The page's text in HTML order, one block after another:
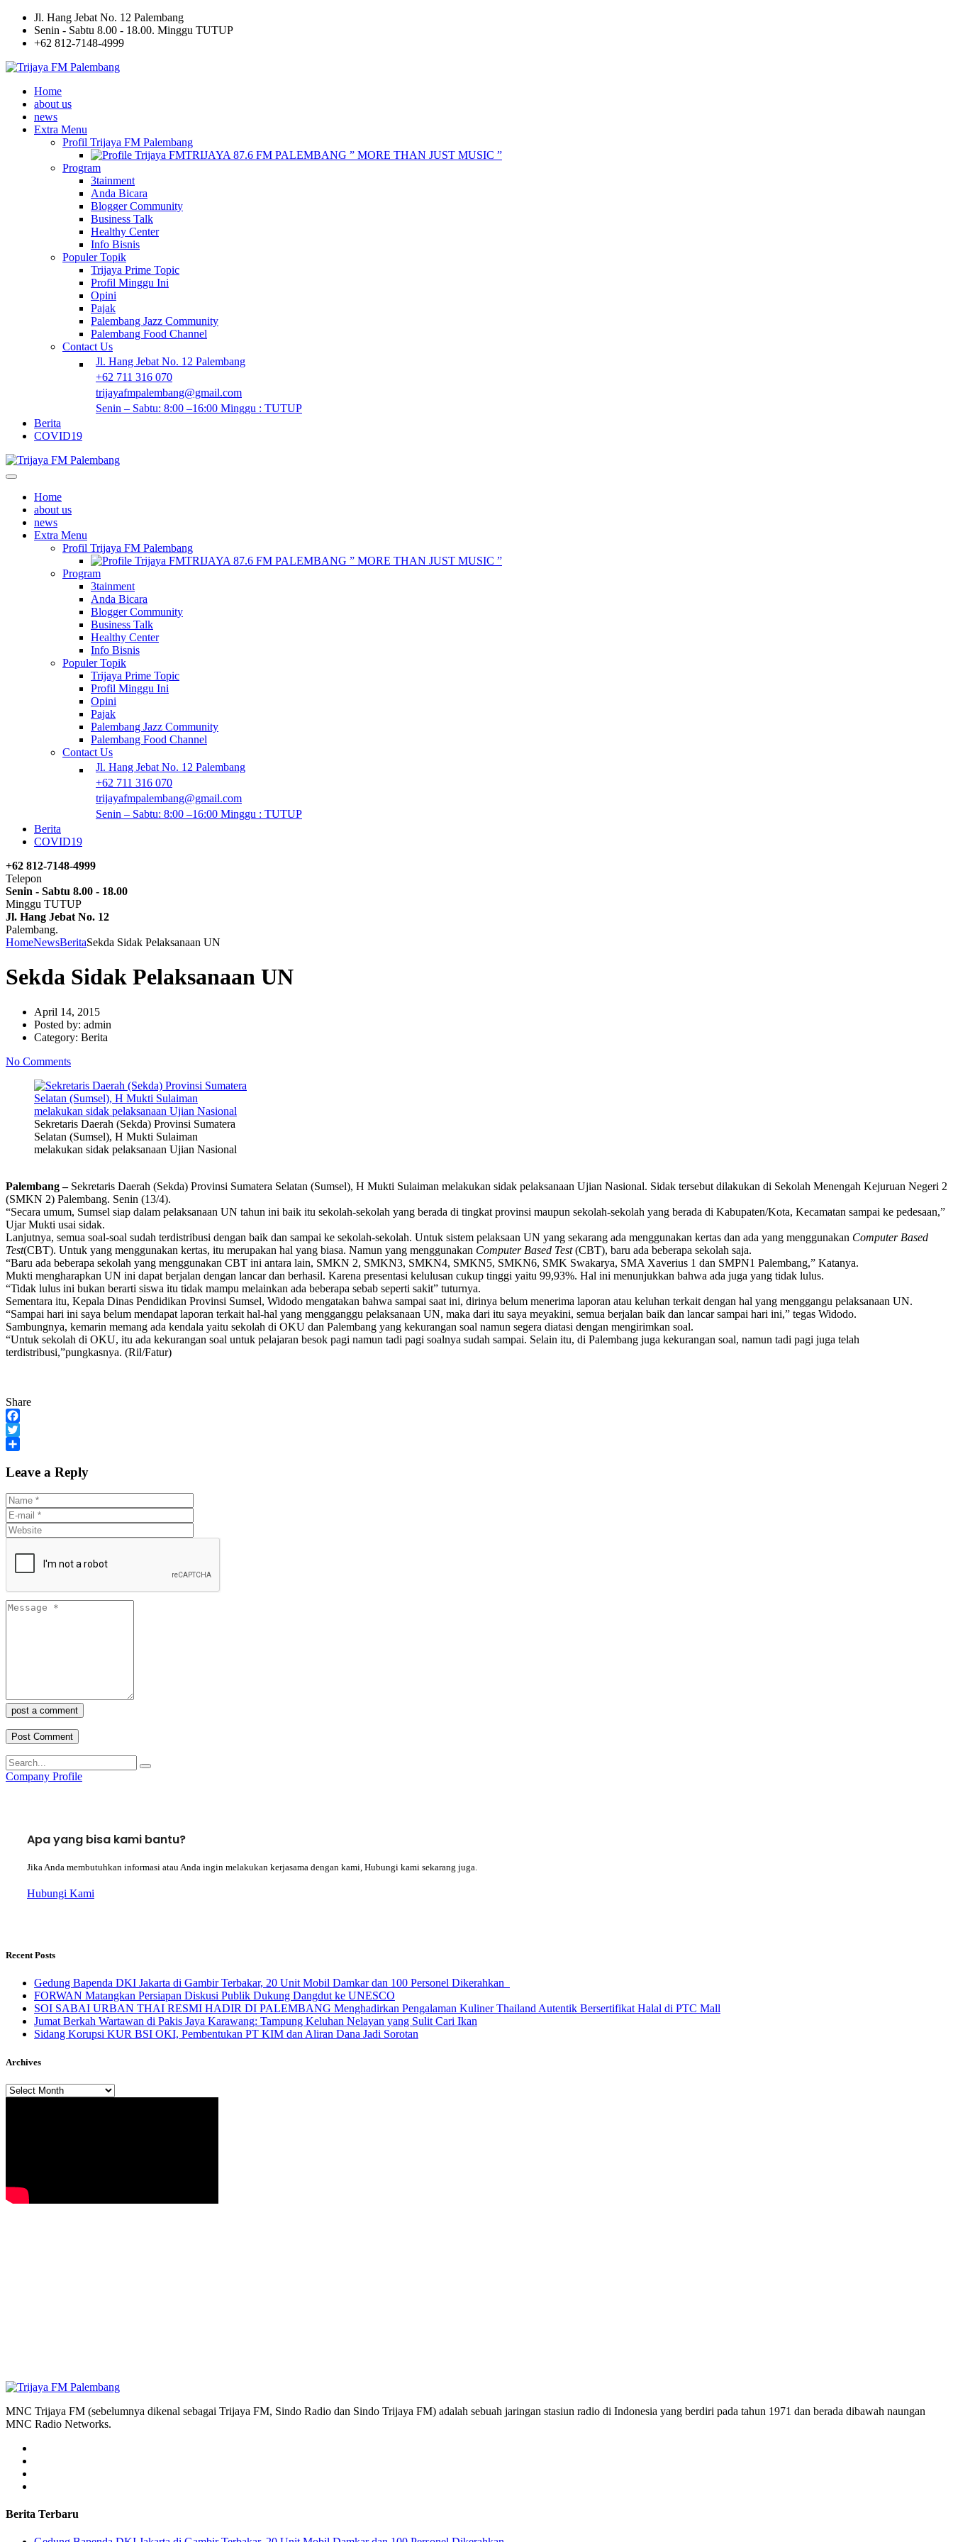
Jl. Hang Jebat No. 12 Palembang
Senin - Sabtu 8.00 - 18.00. Minggu TUTUP
+62 812-7148-4999
Home
about us
news
Extra Menu
Profil Trijaya FM Palembang
TRIJAYA 87.6 FM PALEMBANG ” MORE THAN JUST MUSIC ”
Program
3tainment
Anda Bicara
Blogger Community
Business Talk
Healthy Center
Info Bisnis
Populer Topik
Trijaya Prime Topic
Profil Minggu Ini
Opini
Pajak
Palembang Jazz Community
Palembang Food Channel
Contact Us
Jl. Hang Jebat No. 12 Palembang
+62 711 316 070
trijayafmpalembang@gmail.com
Senin – Sabtu: 8:00 –16:00 Minggu : TUTUP
Berita
COVID19
Home
about us
news
Extra Menu
Profil Trijaya FM Palembang
TRIJAYA 87.6 FM PALEMBANG ” MORE THAN JUST MUSIC ”
Program
3tainment
Anda Bicara
Blogger Community
Business Talk
Healthy Center
Info Bisnis
Populer Topik
Trijaya Prime Topic
Profil Minggu Ini
Opini
Pajak
Palembang Jazz Community
Palembang Food Channel
Contact Us
Jl. Hang Jebat No. 12 Palembang
+62 711 316 070
trijayafmpalembang@gmail.com
Senin – Sabtu: 8:00 –16:00 Minggu : TUTUP
Berita
COVID19
+62 812-7148-4999
Telepon
Senin - Sabtu 8.00 - 18.00
Minggu TUTUP
Jl. Hang Jebat No. 12
Palembang.
HomeNewsBeritaSekda Sidak Pelaksanaan UN
Sekda Sidak Pelaksanaan UN
April 14, 2015
Posted by: admin
Category: Berita
No Comments
Sekretaris Daerah (Sekda) Provinsi Sumatera
Selatan (Sumsel), H Mukti Sulaiman
melakukan sidak pelaksanaan Ujian Nasional
Palembang –Sekretaris Daerah (Sekda) Provinsi Sumatera Selatan (Sumsel), H Mukti Sulaiman melakukan sidak pelaksanaan Ujian Nasional. Sidak tersebut dilakukan di Sekolah Menengah Kejuruan Negeri 2
(SMKN 2) Palembang. Senin (13/4).
“Secara umum, Sumsel siap dalam pelaksanaan UN tahun ini baik itu sekolah-sekolah yang berada di tingkat provinsi maupun sekolah-sekolah yang berada di Kabupaten/Kota, Kecamatan sampai ke pedesaan,”
Ujar Mukti usai sidak.
Lanjutnya, semua soal-soal sudah terdistribusi dengan baik dan sampai ke sekolah-sekolah. Untuk sistem pelaksaan UN yang sekarang ada menggunakan kertas dan ada yang menggunakan Computer Based
Test(CBT). Untuk yang menggunakan kertas, itu merupakan hal yang biasa. Namun yang menggunakan Computer Based Test(CBT), baru ada beberapa sekolah saja.
“Baru ada beberapa sekolah yang menggunakan CBT ini antara lain, SMKN 2, SMKN3, SMKN4, SMKN5, SMKN6, SMK Swakarya, SMA Xaverius 1 dan SMPN1 Palembang,” Katanya.
Mukti mengharapkan UN ini dapat berjalan dengan lancar dan berhasil. Karena presentasi kelulusan cukup tinggi yaitu 99,93%. Hal ini menunjukkan bahwa ada juga yang tidak lulus.
“Tidak lulus ini bukan berarti siswa itu tidak mampu melainkan ada beberapa sebab seperti sakit” tuturnya.
Sementara itu, Kepala Dinas Pendidikan Provinsi Sumsel, Widodo mengatakan bahwa sampai saat ini, dirinya belum menerima laporan atau keluhan terkait dengan hal yang menggangu pelaksanaan UN.
“Sampai hari ini saya belum mendapat laporan terkait hal-hal yang mengganggu pelaksanaan UN, maka dari itu saya meyakini, semua berjalan baik dan lancar sampai hari ini,” tegas Widodo.
Sambungnya, kemarin memang ada kendala yaitu sekolah di OKU dan Palembang yang kekurangan soal namun segera diatasi dengan mengirimkan soal.
“Untuk sekolah di OKU, itu ada kekurangan soal untuk pelajaran besok pagi namun tadi pagi soalnya sudah sampai. Selain itu, di Palembang juga kekurangan soal, namun tadi pagi juga telah
terdistribusi,”pungkasnya. (Ril/Fatur)
Share
Facebook
Twitter
Leave a Reply
post a comment
Company Profile
Apa yang bisa kami bantu?
Jika Anda membutuhkan informasi atau Anda ingin melakukan kerjasama dengan kami, Hubungi kami sekarang juga.
Hubungi Kami
Recent Posts
Gedung Bapenda DKI Jakarta di Gambir Terbakar, 20 Unit Mobil Damkar dan 100 Personel Dikerahkan
FORWAN Matangkan Persiapan Diskusi Publik Dukung Dangdut ke UNESCO
SOI SABAI URBAN THAI RESMI HADIR DI PALEMBANG Menghadirkan Pengalaman Kuliner Thailand Autentik Bersertifikat Halal di PTC Mall
Jumat Berkah Wartawan di Pakis Jaya Karawang: Tampung Keluhan Nelayan yang Sulit Cari Ikan
Sidang Korupsi KUR BSI OKI, Pembentukan PT KIM dan Aliran Dana Jadi Sorotan
Archives
Archives
MNC Trijaya FM (sebelumnya dikenal sebagai Trijaya FM, Sindo Radio dan Sindo Trijaya FM) adalah sebuah jaringan stasiun radio di Indonesia yang berdiri pada tahun 1971 dan berada dibawah naungan
MNC Radio Networks.
Berita Terbaru